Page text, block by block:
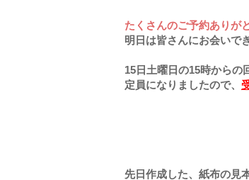
たくさんのご予約ありが
明日は皆さんにお会いで
15日土曜日の15時からの
定員になりましたので、
先日作成した、紙布の見